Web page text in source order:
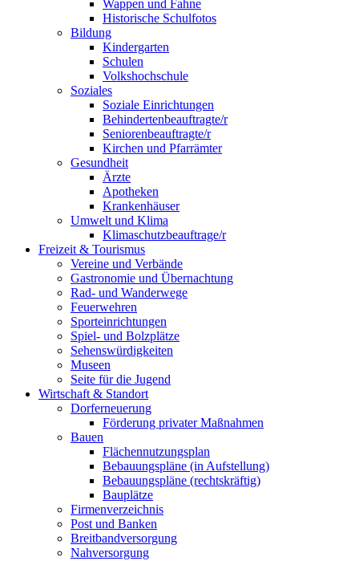
Wappen und Fahne
Historische Schulfotos
Bildung
Kindergarten
Schulen
Volkshochschule
Soziales
Soziale Einrichtungen
Behindertenbeauftragte/r
Seniorenbeauftragte/r
Kirchen und Pfarrämter
Gesundheit
Ärzte
Apotheken
Krankenhäuser
Umwelt und Klima
Klimaschutzbeauftrage/r
Freizeit & Tourismus
Vereine und Verbände
Gastronomie und Übernachtung
Rad- und Wanderwege
Feuerwehren
Sporteinrichtungen
Spiel- und Bolzplätze
Sehenswürdigkeiten
Museen
Seite für die Jugend
Wirtschaft & Standort
Dorferneuerung
Förderung privater Maßnahmen
Bauen
Flächennutzungsplan
Bebauungspläne (in Aufstellung)
Bebauungspläne (rechtskräftig)
Bauplätze
Firmenverzeichnis
Post und Banken
Breitbandversorgung
Nahversorgung